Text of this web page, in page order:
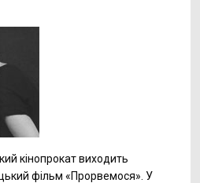
кінопрокат виходить
фільм «Прорвемося». У